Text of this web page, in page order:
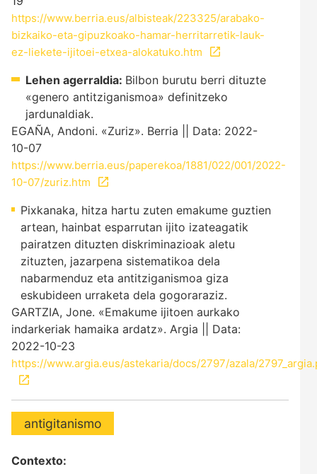
https://www.berria.eus/albisteak/223325/arabako-
bizkaiko-eta-gipuzkoako-hamar-herritarretik-lauk-
ez-liekete-ijitoei-etxea-alokatuko.htm
Lehen agerraldia: Bilbon burutu berri dituzte
«genero antitziganismoa» definitzeko
jardunaldiak.
EGAÑA, Andoni. «Zuriz». Berria || Data: 2022-
10-07
https://www.berria.eus/paperekoa/1881/022/001/2022-
10-07/zuriz.htm
Pixkanaka, hitza hartu zuten emakume guztien
artean, hainbat esparrutan ijito izateagatik
pairatzen dituzten diskriminazioak aletu
zituzten, jazarpena sistematikoa dela
nabarmenduz eta antitziganismoa giza
eskubideen urraketa dela gogoraraziz.
GARTZIA, Jone. «Emakume ijitoen aurkako
indarkeriak hamaika ardatz». Argia || Data:
2022-10-23
https://www.argia.eus/astekaria/docs/2797/azala/
antigitanismo
Contexto: